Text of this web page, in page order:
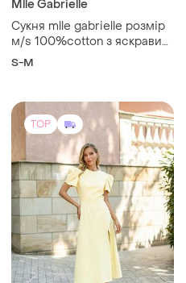
Mlle Gabrielle
Сукня mlle gabrielle розмір
м/s 100%cotton з яскравим
квітковим прінтом
S-M
TOP